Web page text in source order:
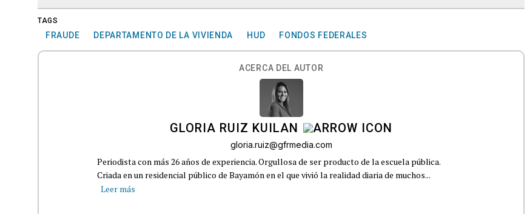
TAGS
FRAUDE DEPARTAMENTO DE LA VIVIENDA HUD FONDOS FEDERALES
ACERCA DEL AUTOR
GLORIA RUIZ KUILAN
gloria.ruiz@gfrmedia.com
Periodista con más 26 años de experiencia. Orgullosa de ser producto de la escuela pública.
Criada en un residencial público de Bayamón en el que vivió la realidad diaria de muchos...
Leer más